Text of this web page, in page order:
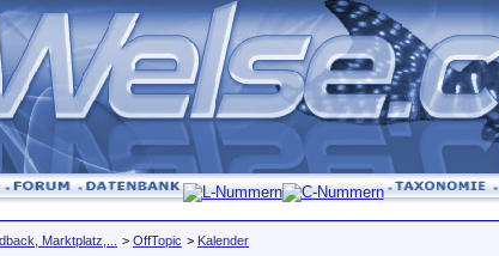
Marktplatz,... > OffTopic > Kalender